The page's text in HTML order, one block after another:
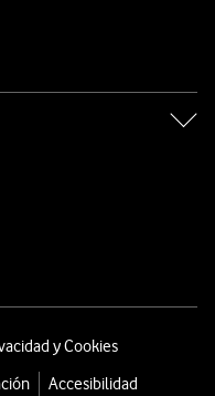
y Cookies
Accesibilidad